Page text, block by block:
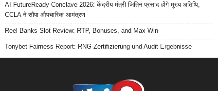
AI FutureReady Conclave 2026: केंद्रीय मंत्री जितिन प्रसाद होंगे मुख्य अतिथि,
CCLA ने सौंपा औपचारिक आमंत्रण
Reel Banks Slot Review: RTP, Bonuses, and Max Win
Tonybet Fairness Report: RNG-Zertifizierung und Audit-Ergebnisse